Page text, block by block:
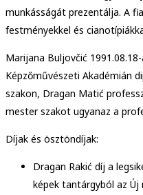
munkásságát prezentálja. A
festményekkel és
Marijana Buljovčić
Képzőművészeti Akadémián
szakon, Dragan Matić
mester szakot ugyanaz a
Díjak és ösztöndíjak:
Dragan Rakić díj a
képek tantárgyból az